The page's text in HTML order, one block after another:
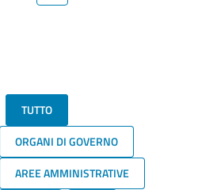
TUTTO
ORGANI DI GOVERNO
AREE AMMINISTRATIVE